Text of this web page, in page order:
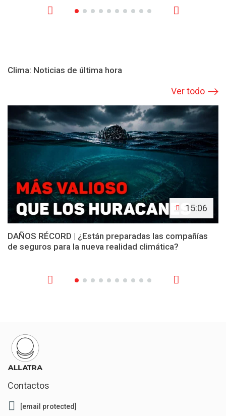
Clima: Noticias de última hora
Ver todo
15:06
DAÑOS RÉCORD | ¿Están preparadas las compañías
de seguros para la nueva realidad climática?
Contactos
[email protected]